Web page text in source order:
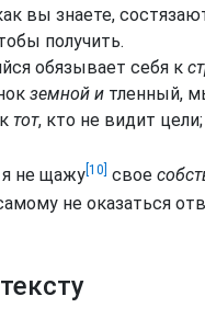
вы знаете,
получить.
обязывает себя к
земной и тленный,
тот, кто не видит
я не щажу [10] свое
не оказаться